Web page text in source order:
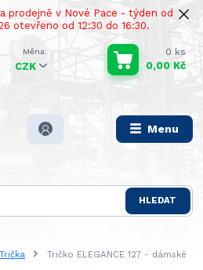
prodejně v Nové Pace - týden od
otevřeno od 12:30 do 16:30.
Menu
CZK
HLEDAT
0 ks
0,00 Kč
Trička Tričko ELEGANCE 127 - dámské